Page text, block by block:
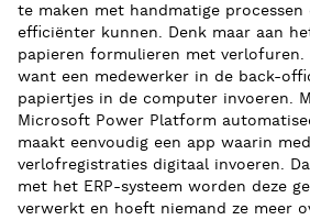
te maken met handmatige processen
efficiënter kunnen. Denk maar aan
papieren formulieren met
want een medewerker in de back-
papiertjes in de computer invoeren.
Microsoft Power Platform
maakt eenvoudig een app waarin
verlofregistraties digitaal invoeren.
met het ERP-systeem worden deze
verwerkt en hoeft niemand ze meer